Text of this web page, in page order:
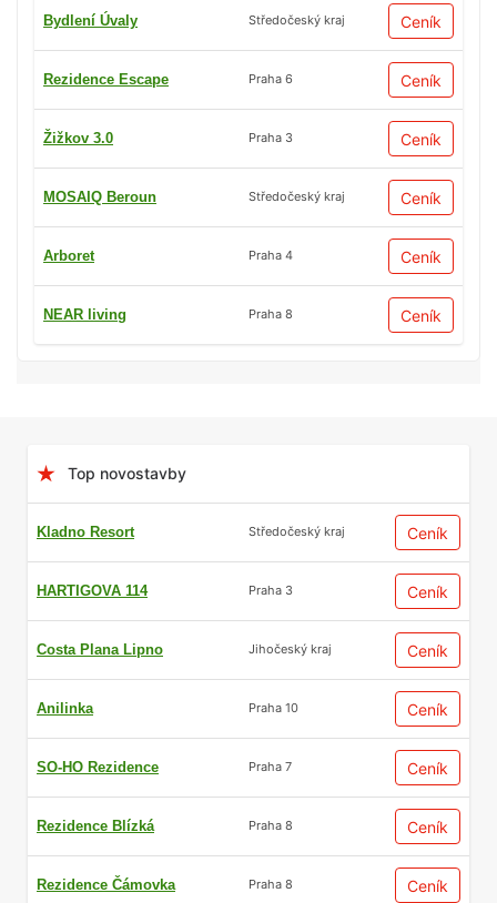
Bydlení Úvaly Středočeský kraj Ceník
Rezidence Escape Praha 6 Ceník
Žižkov 3.0 Praha 3 Ceník
MOSAIQ Beroun Středočeský kraj Ceník
Arboret Praha 4 Ceník
NEAR living Praha 8 Ceník
Top novostavby
Kladno Resort Středočeský kraj Ceník
HARTIGOVA 114 Praha 3 Ceník
Costa Plana Lipno Jihočeský kraj Ceník
Anilinka Praha 10 Ceník
SO-HO Rezidence Praha 7 Ceník
Rezidence Blízká Praha 8 Ceník
Rezidence Čámovka Praha 8 Ceník